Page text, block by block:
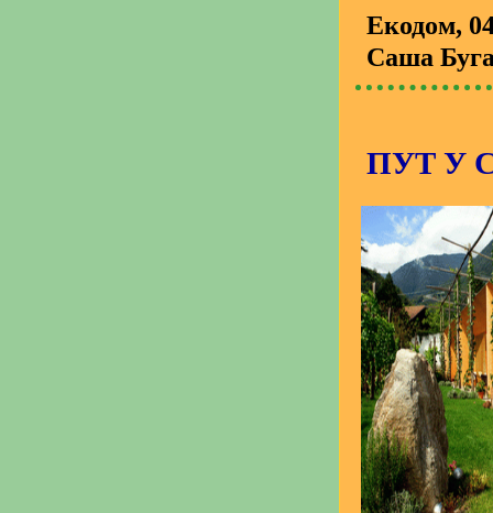
Екодом,
Саша
ПУТ У